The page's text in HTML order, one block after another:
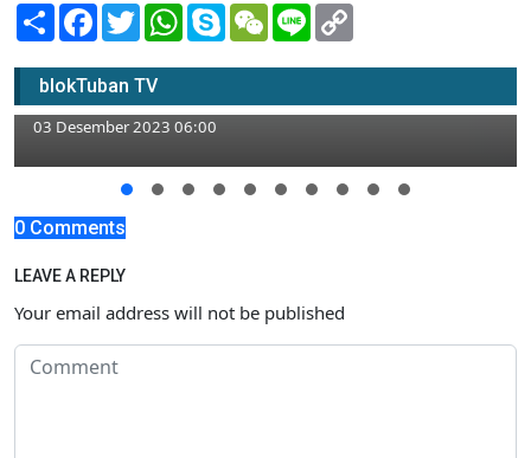
Share Facebook
TwitterWhatsApp
SkypeWeChatLine
blokTuban TV
Video Rekontruksi Pembunuhan Sekdes
Sidonganti Kerek di Polres Tuban
03 Desember 2023 06:00
0 Comments
LEAVE A REPLY
Your email address will not be published